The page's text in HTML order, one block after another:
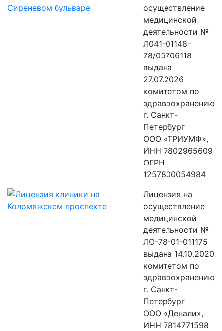
осуществление
медицинской
деятельности №
Л041-01148-
78/05706118
выдана
27.07.2026
комитетом по
здравоохранению
г. Санкт-
Петербург
ООО «ТРИУМФ»,
ИНН 7802965609
ОГРН
1257800054984
Лицензия на
осуществление
медицинской
деятельности №
ЛО-78-01-011175
выдана 14.10.2020
комитетом по
здравоохранению
г. Санкт-
Петербург
ООО «Денали»,
ИНН 7814771598